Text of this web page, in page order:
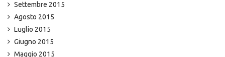
Settembre 2015
Agosto 2015
Luglio 2015
Giugno 2015
Maggio 2015